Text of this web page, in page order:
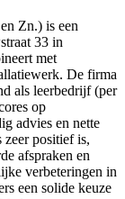
Zn.) is een
33 in
met
De firma
als leerbedrijf (per
op
advies en nette
positief is,
afspraken en
verbeteringen in
een solide keuze